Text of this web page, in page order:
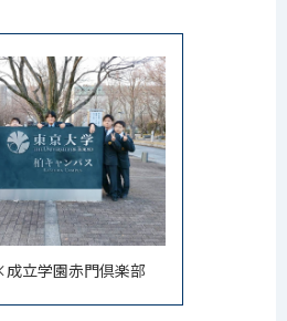
立学園赤門倶楽部